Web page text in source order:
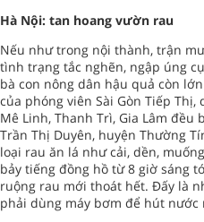
Hà Nội: tan hoang vườn rau
Nếu như trong nội thành, trận
tình trạng tắc nghẽn, ngập úng
bà con nông dân hậu quả còn
của phóng viên Sài Gòn Tiếp
Mê Linh, Thanh Trì, Gia Lâm
Trần Thị Duyên, huyện Thường
loại rau ăn lá như cải, dền,
bảy tiếng đồng hồ từ 8 giờ sáng
ruộng rau mới thoát hết. Đấy là
phải dùng máy bơm để hút nước